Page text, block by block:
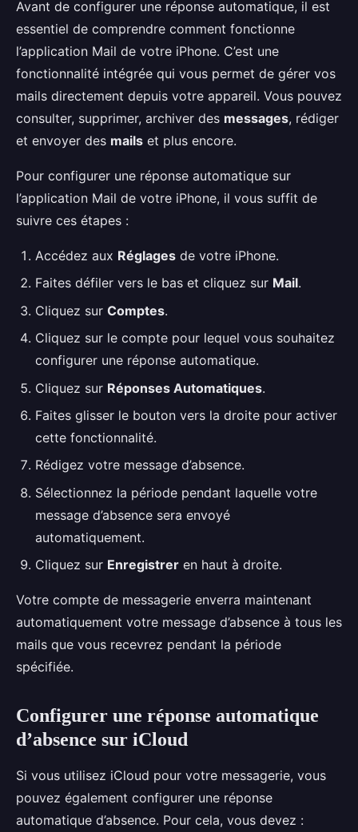
Avant de configurer une réponse automatique, il est
essentiel de comprendre comment fonctionne
l’application Mail de votre iPhone. C’est une
fonctionnalité intégrée qui vous permet de gérer vos
mails directement depuis votre appareil. Vous pouvez
consulter, supprimer, archiver des messages, rédiger
et envoyer des mails et plus encore.
Pour configurer une réponse automatique sur
l’application Mail de votre iPhone, il vous suffit de
suivre ces étapes :
Accédez aux Réglages de votre iPhone.
Faites défiler vers le bas et cliquez sur Mail.
Cliquez sur Comptes.
Cliquez sur le compte pour lequel vous souhaitez
configurer une réponse automatique.
Cliquez sur Réponses Automatiques.
Faites glisser le bouton vers la droite pour activer
cette fonctionnalité.
Rédigez votre message d’absence.
Sélectionnez la période pendant laquelle votre
message d’absence sera envoyé
automatiquement.
Cliquez sur Enregistrer en haut à droite.
Votre compte de messagerie enverra maintenant
automatiquement votre message d’absence à tous les
mails que vous recevrez pendant la période
spécifiée.
Configurer une réponse automatique
d’absence sur iCloud
Si vous utilisez iCloud pour votre messagerie, vous
pouvez également configurer une réponse
automatique d’absence. Pour cela, vous devez :